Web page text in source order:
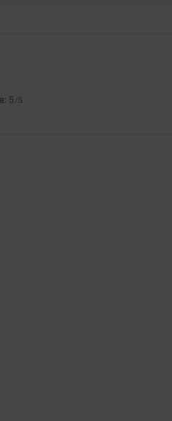
: 5 /5